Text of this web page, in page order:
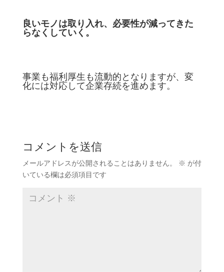
良いモノは取り入れ、必要性が減ってきた
らなくしていく。
事業も福利厚生も流動的となりますが、変
化には対応して企業存続を進めます。
コメントを送信
メールアドレスが公開されることはありません。 ※ が付
いている欄は必須項目です